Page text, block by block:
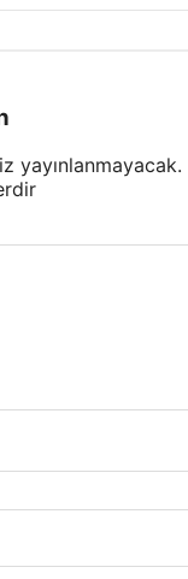
yayınlanmayacak.